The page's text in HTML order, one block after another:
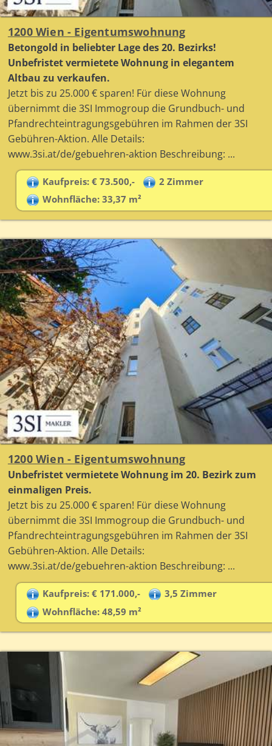
1200 Wien - Eigentumswohnung
Betongold in beliebter Lage des 20. Bezirks!
Unbefristet vermietete Wohnung in elegantem
Altbau zu verkaufen.
Jetzt bis zu 25.000 € sparen! Für diese Wohnung
übernimmt die 3SI Immogroup die Grundbuch- und
Pfandrechteintragungsgebühren im Rahmen der 3SI
Gebühren-Aktion. Alle Details:
www.3si.at/de/gebuehren-aktion Beschreibung: ...
Kaufpreis: € 73.500,-
2 Zimmer
Wohnfläche: 33,37 m²
1200 Wien - Eigentumswohnung
Unbefristet vermietete Wohnung im 20. Bezirk zum
einmaligen Preis.
Jetzt bis zu 25.000 € sparen! Für diese Wohnung
übernimmt die 3SI Immogroup die Grundbuch- und
Pfandrechteintragungsgebühren im Rahmen der 3SI
Gebühren-Aktion. Alle Details:
www.3si.at/de/gebuehren-aktion Beschreibung: ...
Kaufpreis: € 171.000,-
3,5 Zimmer
Wohnfläche: 48,59 m²